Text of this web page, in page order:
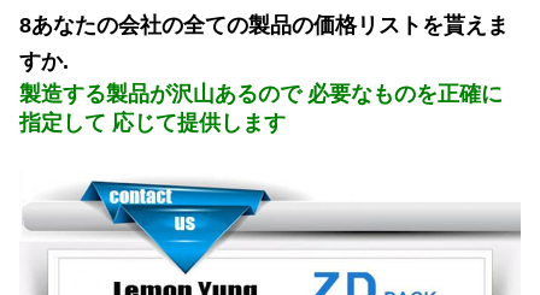
8あなたの会社の全ての製品の価格リストを貰えま
すか.
製造する製品が沢山あるので 必要なものを正確に
指定して 応じて提供します